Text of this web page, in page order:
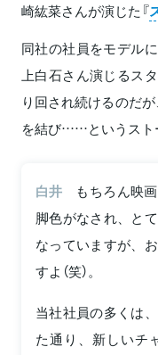
崎紘菜さんが演じた『
同社の社員をモデル
上白石さん演じるス
り回され続けるのだ
を結び……というスト
白井
もちろん映
脚色がなされ、と
なっていますが、
すよ（笑）。
当社社員の多くは
た通り、新しいチ